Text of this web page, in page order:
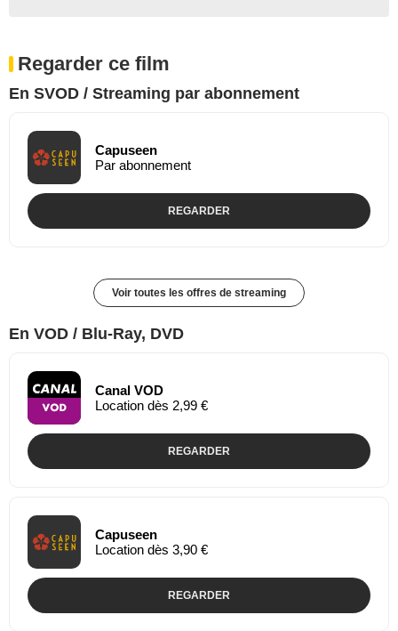
Regarder ce film
En SVOD / Streaming par abonnement
Capuseen
Par abonnement
REGARDER
Voir toutes les offres de streaming
En VOD / Blu-Ray, DVD
Canal VOD
Location dès 2,99 €
REGARDER
Capuseen
Location dès 3,90 €
REGARDER